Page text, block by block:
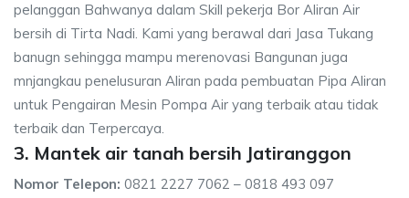
pelanggan Bahwanya dalam Skill pekerja Bor Aliran Air
bersih di Tirta Nadi. Kami yang berawal dari Jasa Tukang
banugn sehingga mampu merenovasi Bangunan juga
mnjangkau penelusuran Aliran pada pembuatan Pipa Aliran
untuk Pengairan Mesin Pompa Air yang terbaik atau tidak
terbaik dan Terpercaya.
3. Mantek air tanah bersih Jatiranggon
Nomor Telepon: 0821 2227 7062 – 0818 493 097